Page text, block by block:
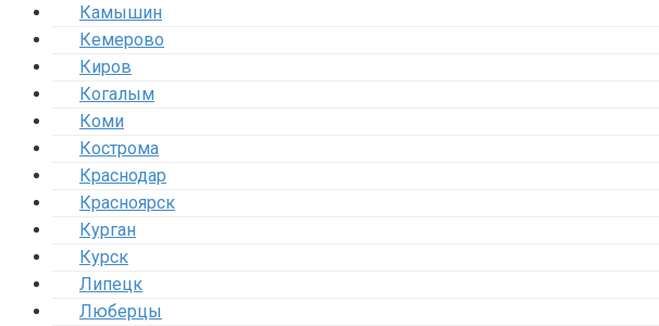
Камышин
Кемерово
Киров
Когалым
Коми
Кострома
Краснодар
Красноярск
Курган
Курск
Липецк
Люберцы